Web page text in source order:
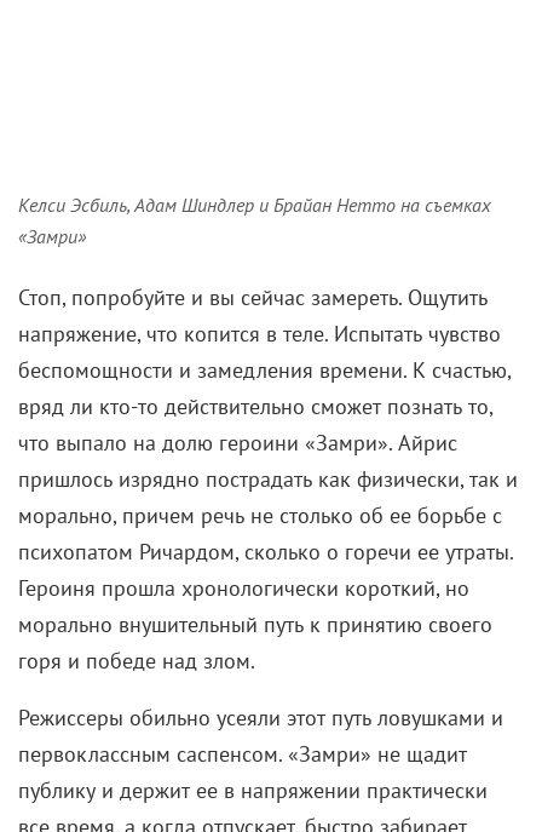
Несмотря на то, что «Ночная рыбалка» снималась
медведя» на Берлинском фестивале-2011 как
«лучший короткометражный фильм».
«Снег, пар, железо» (2017)
После вынужденного ухода из «Лиги
справедливости» (2017) из-за семейной трагедии